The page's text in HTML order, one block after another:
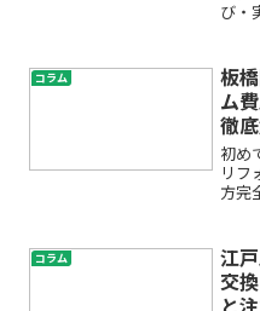
び・
で
か
用は
ルが
コラム
板
ム
徹
初め
リフ
方完
し
の
る？
う選
コラム
江
交
と